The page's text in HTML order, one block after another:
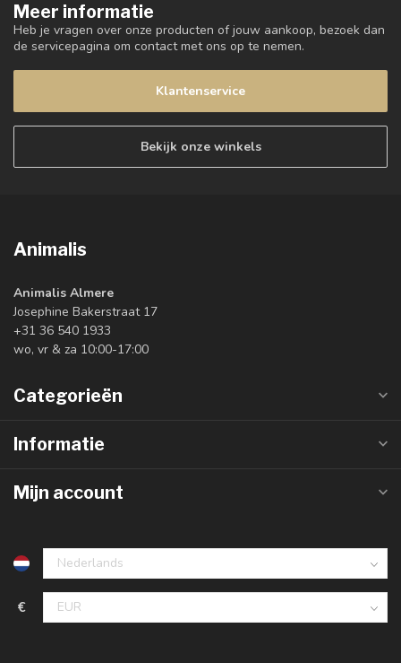
Meer informatie
Heb je vragen over onze producten of jouw aankoop, bezoek dan
de servicepagina om contact met ons op te nemen.
Klantenservice
Bekijk onze winkels
Animalis
Animalis Almere
Josephine Bakerstraat 17
+31 36 540 1933
wo, vr & za 10:00-17:00
Categorieën
Informatie
Mijn account
€